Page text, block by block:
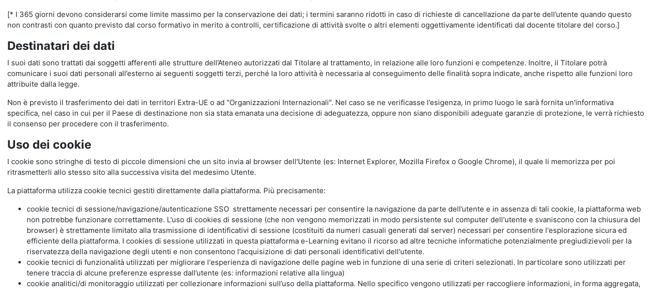
[* I 365 giorni devono considerarsi come limite massimo per la conservazione dei dati; i termini saranno ridotti in caso di richieste di cancellazione da parte dell’utente quando questo
non contrasti con quanto previsto dal corso formativo in merito a controlli, certificazione di attività svolte o altri elementi oggettivamente identificati dal docente titolare del corso.]
Destinatari dei dati
I suoi dati sono trattati dai soggetti afferenti alle strutture dell’Ateneo autorizzati dal Titolare al trattamento, in relazione alle loro funzioni e competenze. Inoltre, il Titolare potrà
comunicare i suoi dati personali all’esterno ai seguenti soggetti terzi, perché la loro attività è necessaria al conseguimento delle finalità sopra indicate, anche rispetto alle funzioni loro
attribuite dalla legge.
Non è previsto il trasferimento dei dati in territori Extra-UE o ad "Organizzazioni Internazionali". Nel caso se ne verificasse l’esigenza, in primo luogo le sarà fornita un'informativa
specifica, nel caso in cui per il Paese di destinazione non sia stata emanata una decisione di adeguatezza, oppure non siano disponibili adeguate garanzie di protezione, le verrà richiesto
il consenso per procedere con il trasferimento.
Uso dei cookie
I cookie sono stringhe di testo di piccole dimensioni che un sito invia al browser dell'Utente (es: Internet Explorer, Mozilla Firefox o Google Chrome), il quale li memorizza per poi
ritrasmetterli allo stesso sito alla successiva visita del medesimo Utente.
La piattaforma utilizza cookie tecnici gestiti direttamente dalla piattaforma. Più precisamente:
cookie tecnici di sessione/navigazione/autenticazione SSO strettamente necessari per consentire la navigazione da parte dell’utente e in assenza di tali cookie, la piattaforma web
non potrebbe funzionare correttamente. L'uso di cookies di sessione (che non vengono memorizzati in modo persistente sul computer dell'utente e svaniscono con la chiusura del
browser) è strettamente limitato alla trasmissione di identificativi di sessione (costituiti da numeri casuali generati dal server) necessari per consentire l'esplorazione sicura ed
efficiente della piattaforma. I cookies di sessione utilizzati in questa piattaforma e-Learning evitano il ricorso ad altre tecniche informatiche potenzialmente pregiudizievoli per la
riservatezza della navigazione degli utenti e non consentono l'acquisizione di dati personali identificativi dell'utente.
cookie tecnici di funzionalità utilizzati per migliorare l'esperienza di navigazione delle pagine web in funzione di una serie di criteri selezionati. In particolare sono utilizzati per
tenere traccia di alcune preferenze espresse dall’utente (es: informazioni relative alla lingua)
cookie analitici/di monitoraggio utilizzati per collezionare informazioni sull’uso della piattaforma. Nello specifico vengono utilizzati per raccogliere informazioni, in forma aggregata,